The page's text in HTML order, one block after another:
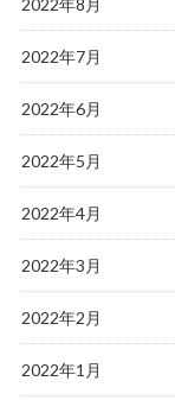
2022年8月
2022年7月
2022年6月
2022年5月
2022年4月
2022年3月
2022年2月
2022年1月